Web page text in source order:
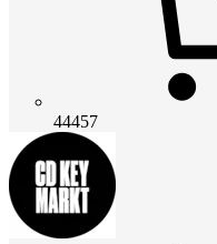
44457